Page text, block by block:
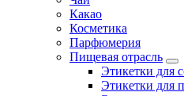
Какао
Косметика
Парфюмерия
Пищевая отрасль
Этикетки для
Этикетки для